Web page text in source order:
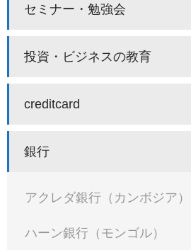
セミナー・勉強会
投資・ビジネスの教育
creditcard
銀行
アクレダ銀行（カンボジア）
ハーン銀行（モンゴル）